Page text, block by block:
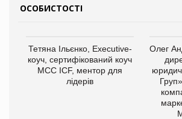
ОСОБИСТОСТІ
Тетяна Ільєнко, Executive-
коуч, сертифікований коуч
МСС ICF, ментор для
лідерів
Олег